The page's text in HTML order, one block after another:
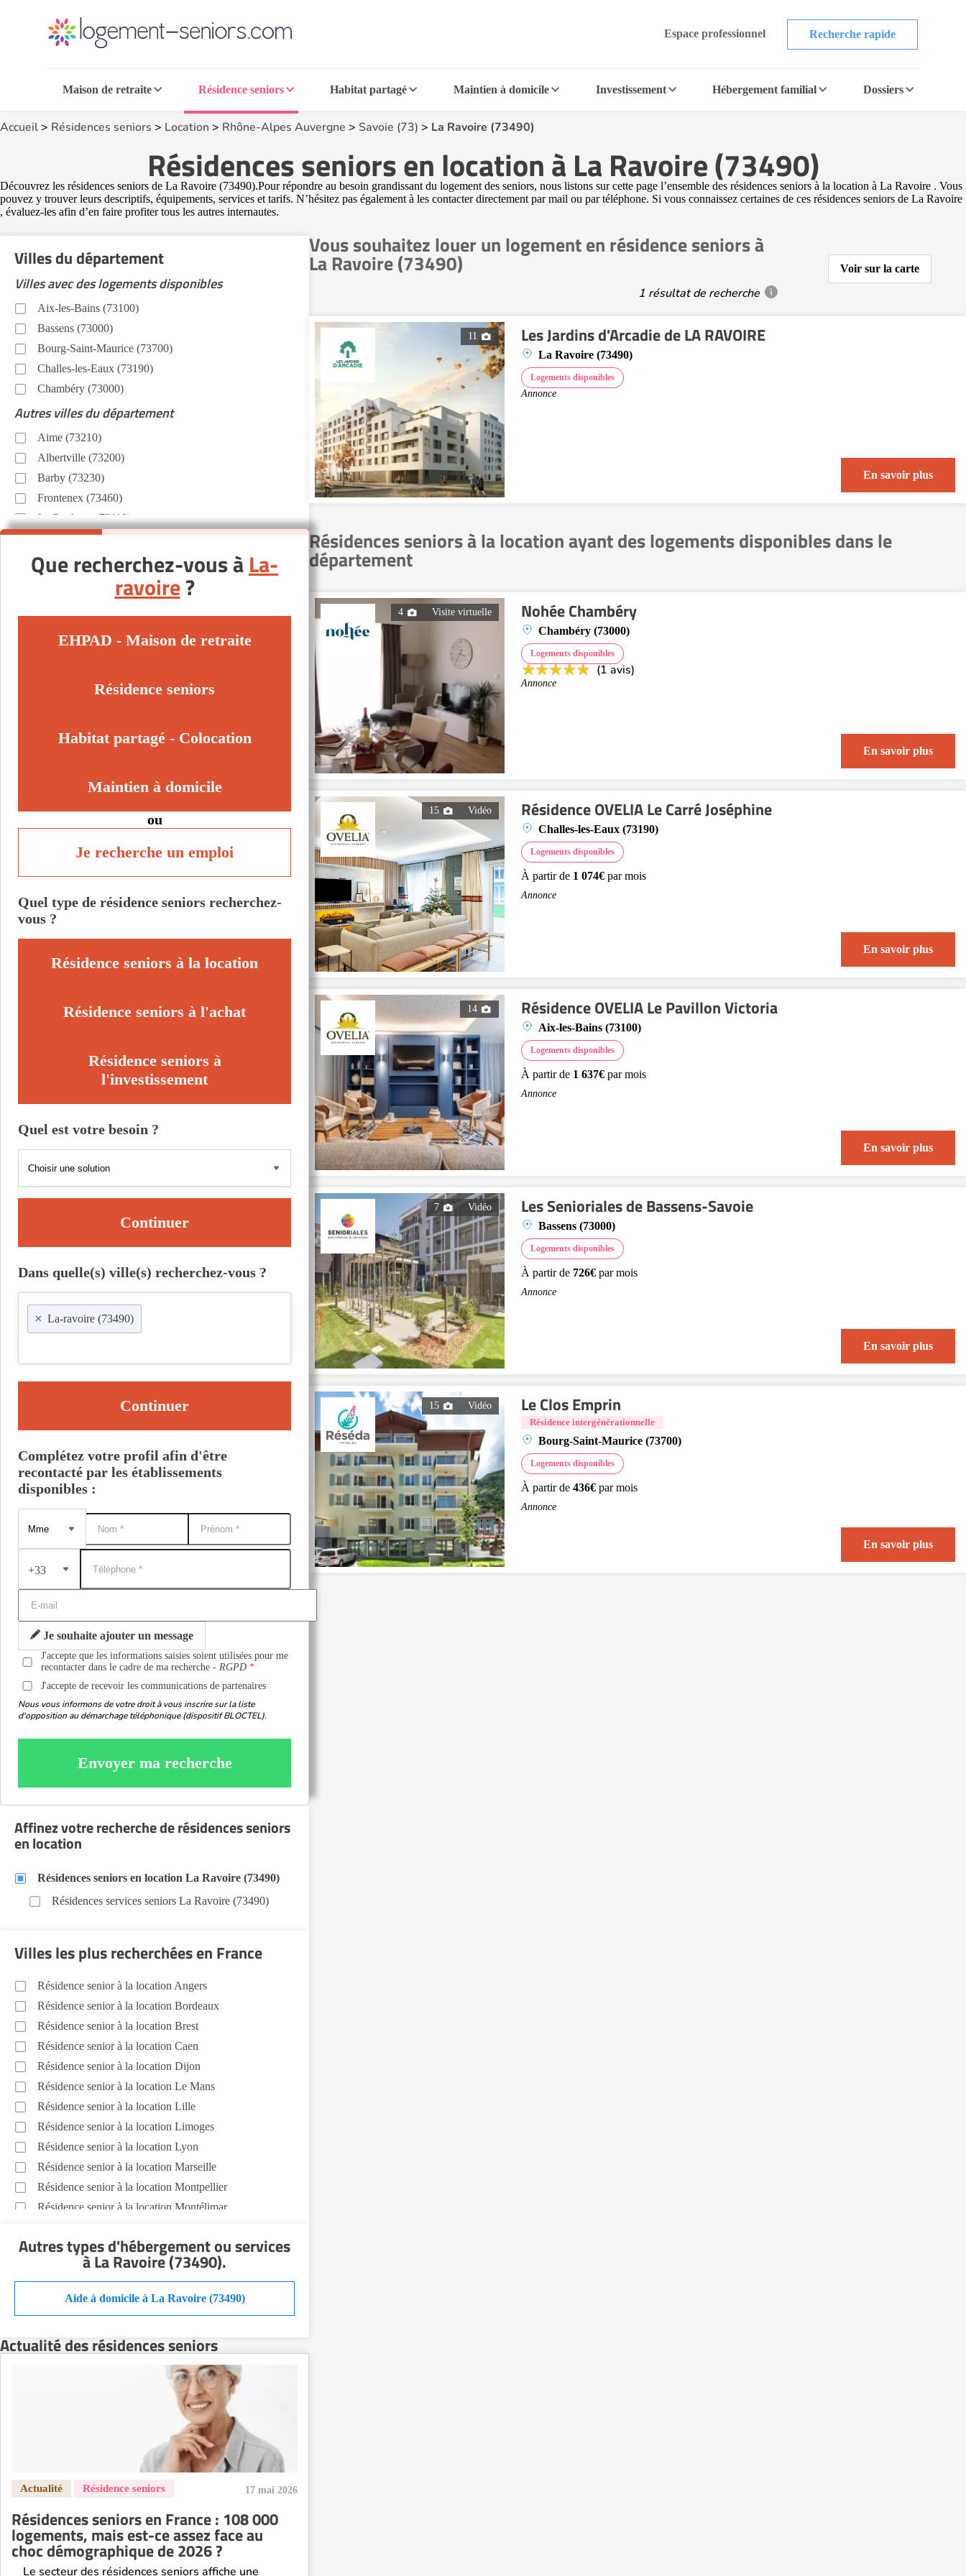
Espace professionnel Recherche rapide
Maison de retraite Résidence seniors Habitat partagé Maintien à domicile Investissement Hébergement familial Dossiers
Accueil> Résidences seniors > Location > Rhône-Alpes Auvergne > Savoie (73) > La Ravoire (73490)
Résidences seniors en location à La Ravoire (73490)
Découvrez les résidences seniors de La Ravoire (73490).Pour répondre au besoin grandissant du logement des seniors, nous listons sur cette page l’ensemble des résidences seniors à la location à La Ravoire . Vous
pouvez y trouver leurs descriptifs, équipements, services et tarifs. N’hésitez pas également à les contacter directement par mail ou par téléphone. Si vous connaissez certaines de ces résidences seniors de La Ravoire
, évaluez-les afin d’en faire profiter tous les autres internautes.
Vous souhaitez louer un logement en résidence seniors à
La Ravoire (73490)
1 résultat de recherche
Voir sur la carte
11 Les Jardins d'Arcadie de LA RAVOIRE
La Ravoire (73490)
Logements disponibles
Annonce
En savoir plus
Résidences seniors à la location ayant des logements disponibles dans le
département
4 Visite virtuelle Nohée Chambéry
Chambéry (73000)
Logements disponibles
(1 avis)
Annonce
En savoir plus
15 Vidéo Résidence OVELIA Le Carré Joséphine
Challes-les-Eaux (73190)
Logements disponibles
À partir de 1 074€ par mois
Annonce
En savoir plus
14 Résidence OVELIA Le Pavillon Victoria
Aix-les-Bains (73100)
Logements disponibles
À partir de 1 637€ par mois
Annonce
En savoir plus
7 Vidéo Les Senioriales de Bassens-Savoie
Bassens (73000)
Logements disponibles
À partir de 726€ par mois
Annonce
En savoir plus
15 Vidéo Le Clos Emprin
Résidence intergénérationnelle
Bourg-Saint-Maurice (73700)
Logements disponibles
À partir de 436€ par mois
Annonce
En savoir plus
Villes du département
Villes avec des logements disponibles
Aix-les-Bains (73100)
Bassens (73000)
Bourg-Saint-Maurice (73700)
Challes-les-Eaux (73190)
Chambéry (73000)
Autres villes du département
Aime (73210)
Albertville (73200)
Barby (73230)
Frontenex (73460)
La Rochette (73110)
Modane (73500)
Saint-Genix-sur-Guiers (73240)
Saint-Jean-de-Maurienne (73300)
Salins-les-Thermes (73600)
Ugine (73400)
Que recherchez-vous àLa-
ravoire?
EHPAD - Maison de retraite
Résidence seniors
Habitat partagé - Colocation
Maintien à domicile
ou
Je recherche un emploi
Quel type de résidence seniors recherchez-
vous ?
Résidence seniors à la location
Résidence seniors à l'achat
Résidence seniors à
l'investissement
Quel est votre besoin ?
Continuer
Dans quelle(s) ville(s) recherchez-vous ?
× La-ravoire (73490)
Continuer
Complétez votre profil afin d'être
recontacté par les établissements
disponibles :
+33
Je souhaite ajouter un message
J'accepte que les informations saisies soient utilisées pour me
recontacter dans le cadre de ma recherche -RGPD
J'accepte de recevoir les communications de partenaires
Nous vous informons de votre droit à vous inscrire sur la liste
d'opposition au démarchage téléphonique (dispositif BLOCTEL).
Envoyer ma recherche
Affinez votre recherche de résidences seniors
en location
Résidences seniors en location La Ravoire (73490)
Résidences services seniors La Ravoire (73490)
Villes les plus recherchées en France
Résidence senior à la location Angers
Résidence senior à la location Bordeaux
Résidence senior à la location Brest
Résidence senior à la location Caen
Résidence senior à la location Dijon
Résidence senior à la location Le Mans
Résidence senior à la location Lille
Résidence senior à la location Limoges
Résidence senior à la location Lyon
Résidence senior à la location Marseille
Résidence senior à la location Montpellier
Résidence senior à la location Montélimar
Résidence senior à la location Nîmes
Résidence senior à la location Orléans
Résidence senior à la location Strasbourg
Résidence senior à la location Toulouse
Autres types d'hébergement ou services
à La Ravoire (73490).
Aide à domicile à La Ravoire (73490)
Actualité des résidences seniors
17 mai 2026
Résidences seniors en France : 108 000
logements, mais est-ce assez face au
choc démographique de 2026 ?
Le secteur des résidences seniors affiche une